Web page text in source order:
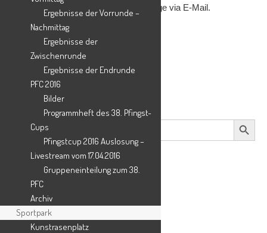
Benachrichtige mich über neue Beiträge via E-Mail.
Suche
Search
Search Button
Ergebnisse der Vorrunde –
Nachmittag
Ergebnisse der
Zwischenrunde
Ergebnisse der Endrunde
PFC 2016
Bilder
Programmheft des 38. Pfingst-
Cups
Pfingstcup 2016 Auslosung –
Livestream vom 17.04.2016
Gruppeneinteilung zum 38.
PFC
Archiv
Sportpark
Kunstrasenplatz